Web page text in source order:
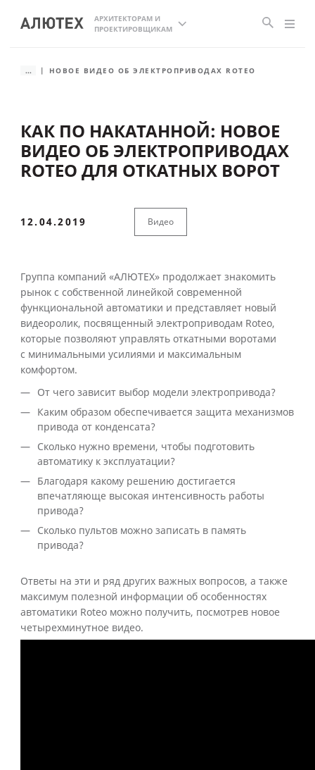
АРХИТЕКТОРАМ И
ПРОЕКТИРОВЩИКАМ
... НОВОЕ ВИДЕО ОБ ЭЛЕКТРОПРИВОДАХ ROTEO
КАК ПО НАКАТАННОЙ: НОВОЕ
ВИДЕО ОБ ЭЛЕКТРОПРИВОДАХ
ROTEO ДЛЯ ОТКАТНЫХ ВОРОТ
12.04.2019 Видео
Группа компаний «АЛЮТЕХ» продолжает знакомить
рынок с собственной линейкой современной
функциональной автоматики и представляет новый
видеоролик, посвященный электроприводам Roteo,
которые позволяют управлять откатными воротами
с минимальными усилиями и максимальным
комфортом.
От чего зависит выбор модели электропривода?
Каким образом обеспечивается защита механизмов
привода от конденсата?
Сколько нужно времени, чтобы подготовить
автоматику к эксплуатации?
Благодаря какому решению достигается
впечатляюще высокая интенсивность работы
привода?
Сколько пультов можно записать в память
привода?
Ответы на эти и ряд других важных вопросов, а также
максимум полезной информации об особенностях
автоматики Roteo можно получить, посмотрев новое
четырехминутное видео.